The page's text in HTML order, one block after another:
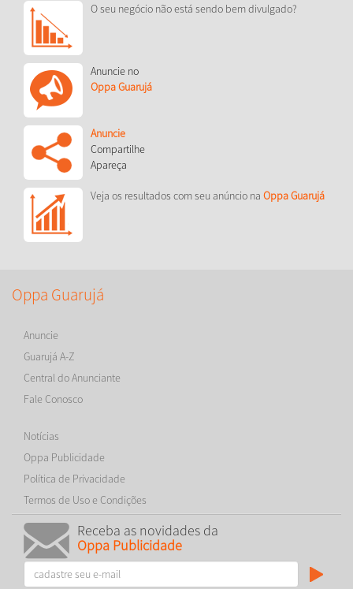
O seu negócio não está sendo bem divulgado?
Anuncie no
Oppa Guarujá
Anuncie
Compartilhe
Apareça
Veja os resultados com seu anúncio na Oppa Guarujá
Oppa Guarujá
Anuncie
Guarujá A-Z
Central do Anunciante
Fale Conosco
Notícias
Oppa Publicidade
Política de Privacidade
Termos de Uso e Condições
Receba as novidades da
Oppa Publicidade